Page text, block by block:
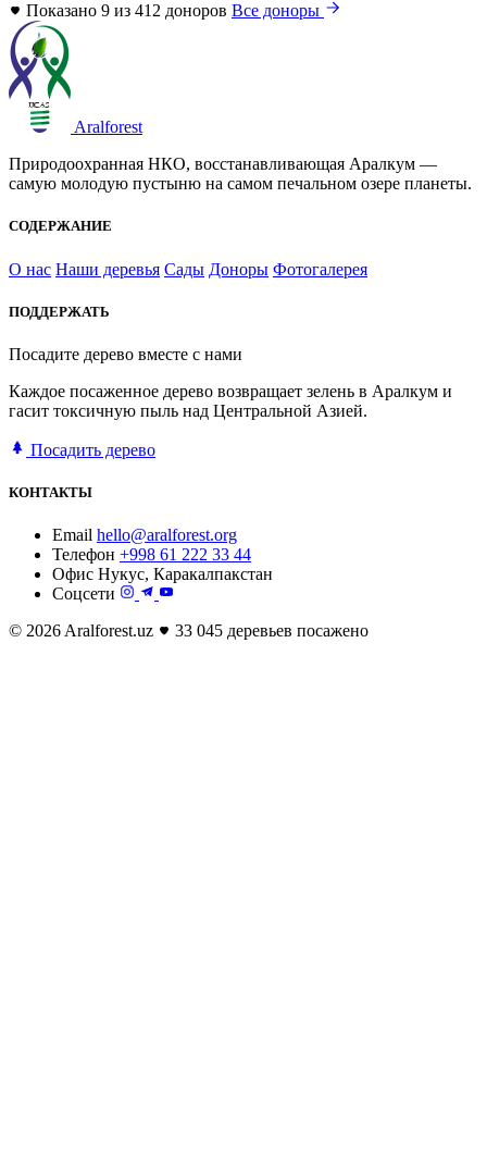
Показано 9 из 412 доноров Все доноры
Aralforest
Природоохранная НКО, восстанавливающая Аралкум —
самую молодую пустыню на самом печальном озере планеты.
СОДЕРЖАНИЕ
О нас Наши деревья Сады Доноры Фотогалерея
ПОДДЕРЖАТЬ
Посадите дерево вместе с нами
Каждое посаженное дерево возвращает зелень в Аралкум и
гасит токсичную пыль над Центральной Азией.
Посадить дерево
КОНТАКТЫ
Email hello@aralforest.org
Телефон +998 61 222 33 44
Офис Нукус, Каракалпакстан
Соцсети
© 2026 Aralforest.uz
33 045 деревьев посажено